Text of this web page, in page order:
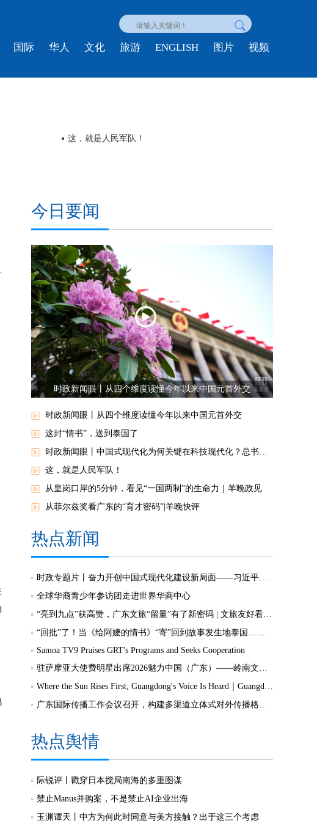
国际 华人 文化 旅游 ENGLISH 图片 视频
这，就是人民军队！
今日要闻
时政新闻眼丨从四个维度读懂今年以来中国元首外交
时政新闻眼丨从四个维度读懂今年以来中国元首外交
这封“情书”，送到泰国了
时政新闻眼丨中国式现代化为何关键在科技现代化？总书记作出战略指引
这，就是人民军队！
从皇岗口岸的5分钟，看见“一国两制”的生命力｜羊晚政见
从菲尔兹奖看广东的“育才密码”|羊晚快评
热点新闻
时政专题片丨奋力开创中国式现代化建设新局面——习近平总书记今年以来治国理政纪实
全球华裔青少年参访团走进世界华商中心
“亮到九点”获高赞，广东文旅“留量”有了新密码 | 文旅友好看广东②
“回批”了！当《给阿嬷的情书》“寄”回到故事发生地泰国……
Samoa TV9 Praises GRT's Programs and Seeks Cooperation
驻萨摩亚大使费明星出席2026魅力中国（广东）——岭南文化南太行萨摩亚站活动
Where the Sun Rises First, Guangdong's Voice Is Heard｜Guangdong media, Samoa MCIT sign deal to bring Canton Today to TV9
广东国际传播工作会议召开，构建多渠道立体式对外传播格局引热议
热点舆情
际锐评丨戳穿日本搅局南海的多重图谋
禁止Manus并购案，不是禁止AI企业出海
玉渊谭天丨中方为何此时同意与美方接触？出于这三个考虑